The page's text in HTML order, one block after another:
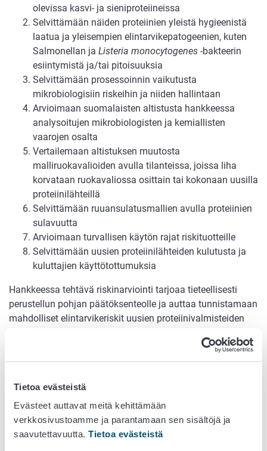
Tietoa evästeistä
Evästeet auttavat meitä kehittämään
verkkosivustoamme ja parantamaan sen sisältöjä ja
saavutettavuutta. Tietoa evästeistä
olevissa kasvi- ja sieniproteiineissa
Selvittämään näiden proteiinien yleistä hygieenistä
laatua ja yleisempien elintarvikepatogeenien, kuten
Salmonellan ja Listeria monocytogenes -bakteerin
esiintymistä ja/tai pitoisuuksia
Selvittämään prosessoinnin vaikutusta
mikrobiologisiin riskeihin ja niiden hallintaan
Arvioimaan suomalaisten altistusta hankkeessa
analysoitujen mikrobiologisten ja kemiallisten
vaarojen osalta
Vertailemaan altistuksen muutosta
malliruokavalioiden avulla tilanteissa, joissa liha
korvataan ruokavaliossa osittain tai kokonaan uusilla
proteiinilähteillä
Selvittämään ruuansulatusmallien avulla proteiinien
sulavuutta
Arvioimaan turvallisen käytön rajat riskituotteille
Selvittämään uusien proteiinilähteiden kulutusta ja
kuluttajien käyttötottumuksia
Hankkeessa tehtävä riskinarviointi tarjoaa tieteellisesti
perustellun pohjan päätöksenteolle ja auttaa tunnistamaan
mahdolliset elintarvikeriskit uusien proteiinivalmisteiden
2025–2028
Rahoitus